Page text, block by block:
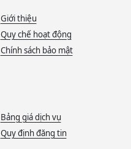
Giới thiệu
Quy chế hoạt động
Chính sách bảo mật
Bảng giá dịch vụ
Quy định đăng tin